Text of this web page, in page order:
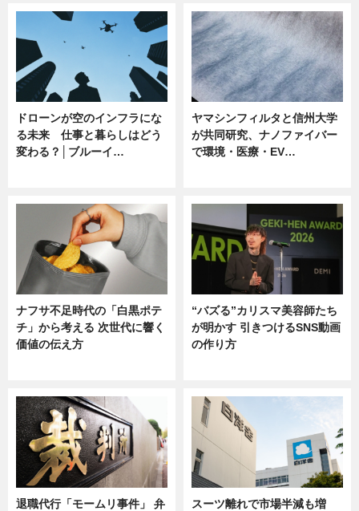
ドローンが空のインフラにな
る未来 仕事と暮らしはどう
変わる？│ブルーイ…
ヤマシンフィルタと信州大学
が共同研究、ナノファイバー
で環境・医療・EV…
ナフサ不足時代の「白黒ポテ
チ」から考える 次世代に響く
価値の伝え方
“バズる”カリスマ美容師たち
が明かす 引きつけるSNS動画
の作り方
退職代行「モームリ事件」 弁
スーツ離れで市場半減も増